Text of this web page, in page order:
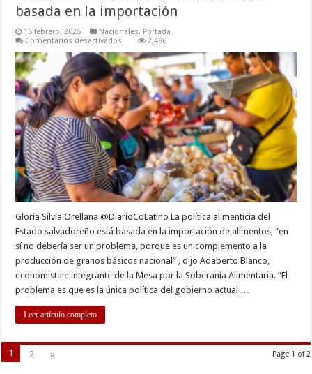
basada en la importación
15 febrero, 2025 Nacionales, Portada
Comentarios desactivados
alimenticia
de
El
Salvador
está
basada
en
la
importación
2,486
Gloria Silvia Orellana @DiarioCoLatino La política alimenticia del
Estado salvadoreño está basada en la importación de alimentos, “en
sí no debería ser un problema, porque es un complemento a la
producción de granos básicos nacional” , dijo Adaberto Blanco,
economista e integrante de la Mesa por la Soberanía Alimentaria. “El
problema es que es la única política del gobierno actual …
Leer artículo completo
Page 1 of 2
1 2 »